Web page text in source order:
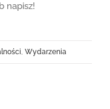
napisz!
, Wydarzenia